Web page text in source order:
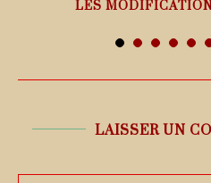
LAISSER UN